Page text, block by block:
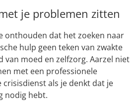
je problemen zitten
onthouden dat het zoeken naar
hulp geen teken van zwakte
van moed en zelfzorg. Aarzel niet
met een professionele
als je denkt dat je
nodig hebt.